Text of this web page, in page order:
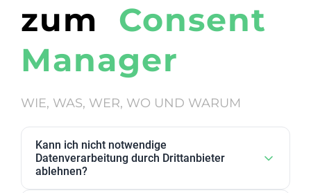
zum Consent
Manager
WIE, WAS, WER, WO UND WARUM
Kann ich nicht notwendige
Datenverarbeitung durch Drittanbieter
ablehnen?